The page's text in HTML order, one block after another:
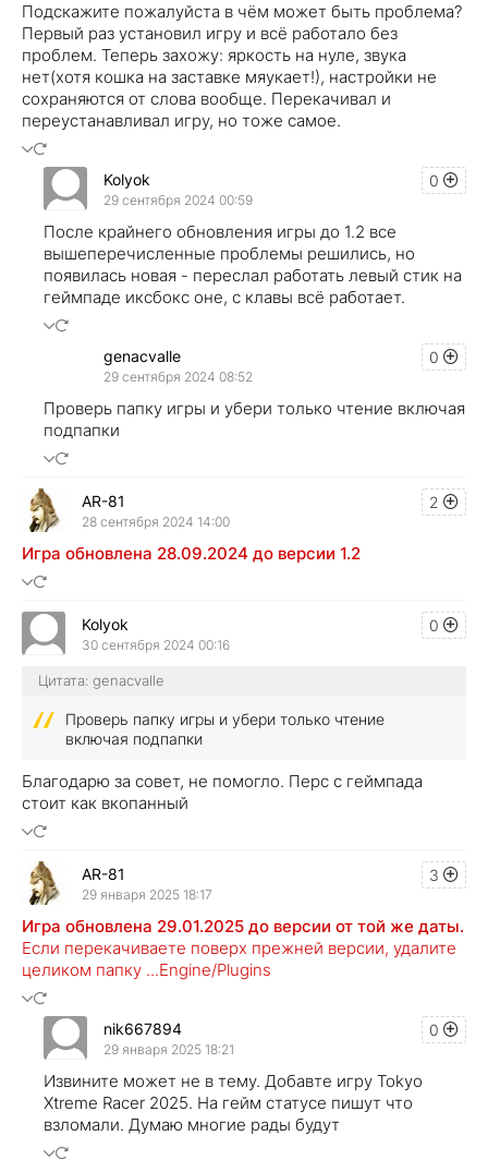
Подскажите пожалуйста в чём может быть проблема?
Первый раз установил игру и всё работало без
проблем. Теперь захожу: яркость на нуле, звука
нет(хотя кошка на заставке мяукает!), настройки не
сохраняются от слова вообще. Перекачивал и
переустанавливал игру, но тоже самое.
0
Kolyok
29 сентября 2024 00:59
После крайнего обновления игры до 1.2 все
вышеперечисленные проблемы решились, но
появилась новая - переслал работать левый стик на
геймпаде иксбокс оне, с клавы всё работает.
0
genacvalle
29 сентября 2024 08:52
Проверь папку игры и убери только чтение включая
подпапки
2
AR-81
28 сентября 2024 14:00
Игра обновлена 28.09.2024 до версии 1.2
0
Kolyok
30 сентября 2024 00:16
Цитата: genacvalle
Проверь папку игры и убери только чтение
включая подпапки
Благодарю за совет, не помогло. Перс с геймпада
стоит как вкопанный
3
AR-81
29 января 2025 18:17
Игра обновлена 29.01.2025 до версии от той же даты.
Если перекачиваете поверх прежней версии, удалите
целиком папку ...Engine/Plugins
0
nik667894
29 января 2025 18:21
Извините может не в тему. Добавте игру Tokyo
Xtreme Racer 2025. На гейм статусе пишут что
взломали. Думаю многие рады будут